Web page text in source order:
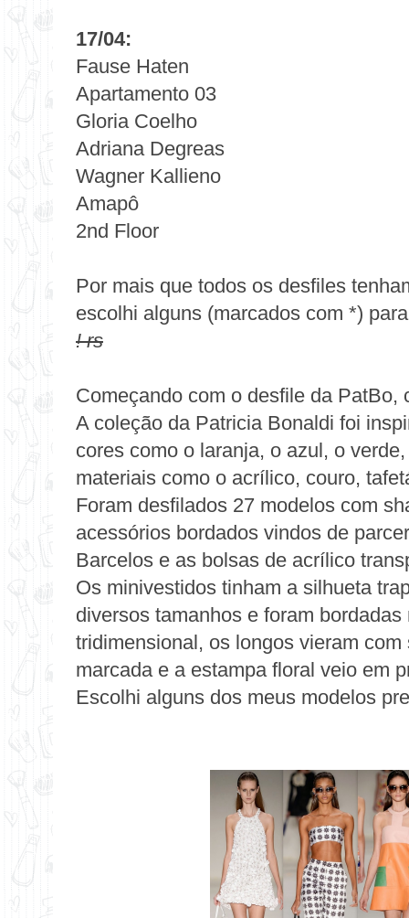
17/04:
Fause Haten
Apartamento 03
Gloria Coelho
Adriana Degreas
Wagner Kallieno
Amapô
2nd Floor
Por mais que todos os desfiles
escolhi alguns (marcados com *)
! rs
Começando com o desfile da PatBo,
A coleção da Patricia Bonaldi foi
cores como o laranja, o azul, o
materiais como o acrílico, couro,
Foram desfilados 27 modelos com
acessórios bordados vindos de
Barcelos e as bolsas de acrílico
Os minivestidos tinham a silhueta
diversos tamanhos e foram
tridimensional, os longos vieram
marcada e a estampa floral veio em
Escolhi alguns dos meus modelos